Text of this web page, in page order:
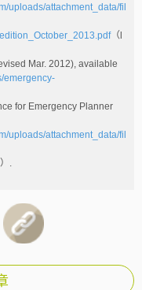
uploads/attachment_data/fil
（l
Mar. 2012), available
emergency-
for Emergency Planner
uploads/attachment_data/fil
.